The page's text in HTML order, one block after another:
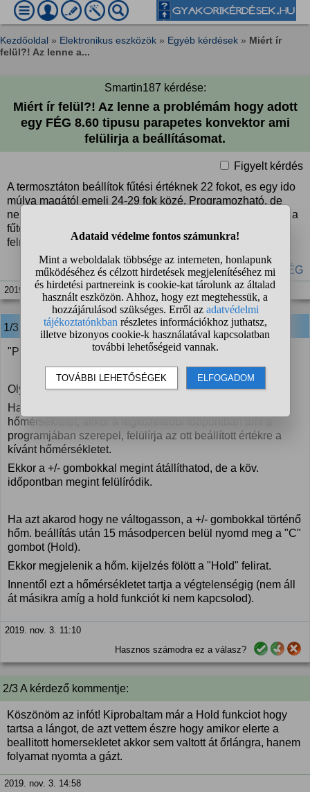
Kezdőoldal » Elektronikus eszközök » Egyéb kérdések » Miért ír
felül?! Az lenne a...
Smartin187 kérdése:
Miért ír felül?! Az lenne a problémám hogy adott
egy FÉG 8.60 tipusu parapetes konvektor ami
felülirja a beállításomat.
Figyelt kérdés
A termosztáton beállítok fűtési értéknek 22 fokot, es egy ido
múlva magától emeli 24-29 fok közé. Programozható, de
nem futtatom a programját. Beallitasok között megtalaltam a
fűtési eltérést de csak 0,2fokot adtam meg. Es mindig
felmegy magától a hőfok.
#fűtés #gáz #konvektor #FÉG
2019. nov. 3. 09:47
1/3 Szirty válasza:
"Programozható, de nem futtatom a programját."
Olyan szerintem nincs hogy "nem futtatod".
Ha egyszerűen csak a +/- gombokkal állítod be a kívánt
hőmérsékletet, akkor a legközelebbi időpontban ami a
programjában szerepel, felülírja az ott beállított értékre a
kívánt hőmérsékletet.
Ekkor a +/- gombokkal megint átállíthatod, de a köv.
időpontban megint felülíródik.
Ha azt akarod hogy ne váltogasson, a +/- gombokkal történő
hőm. beállítás után 15 másodpercen belül nyomd meg a "C"
gombot (Hold).
Ekkor megjelenik a hőm. kijelzés fölött a "Hold" felirat.
Innentől ezt a hőmérsékletet tartja a végtelenségig (nem áll
át másikra amíg a hold funkciót ki nem kapcsolod).
2019. nov. 3. 11:10
Hasznos számodra ez a válasz?
2/3 A kérdező kommentje:
Köszönöm az infót! Kiprobaltam már a Hold funkciot hogy
tartsa a lángot, de azt vettem észre hogy amikor elerte a
beallitott homersekletet akkor sem valtott át őrlángra, hanem
folyamat nyomta a gázt.
2019. nov. 3. 14:58